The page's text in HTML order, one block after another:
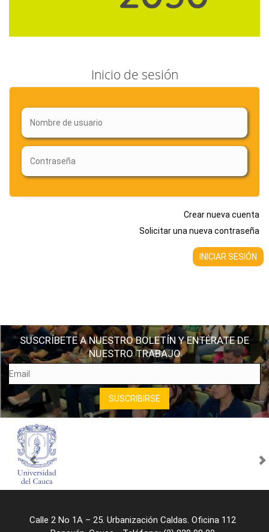
Inicio de sesión
Crear nueva cuenta
Solicitar una nueva contraseña
SUSCRÍBETE A NUESTRO BOLETÍN Y ENTÉRATE DE
NUESTRO TRABAJO
Calle 2 No 1A – 25. Urbanización Caldas. Oficina 112